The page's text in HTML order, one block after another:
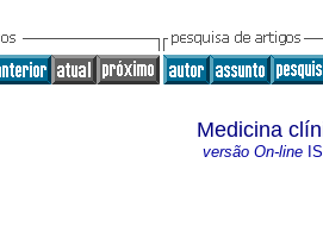
Medicina
versão On-line